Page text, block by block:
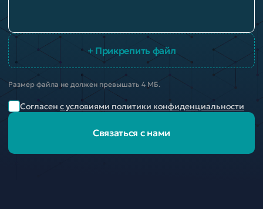
+ Прикрепить файл
Размер файла не должен превышать 4 МБ.
Согласен с условиями политики конфиденциальности
Связаться с нами